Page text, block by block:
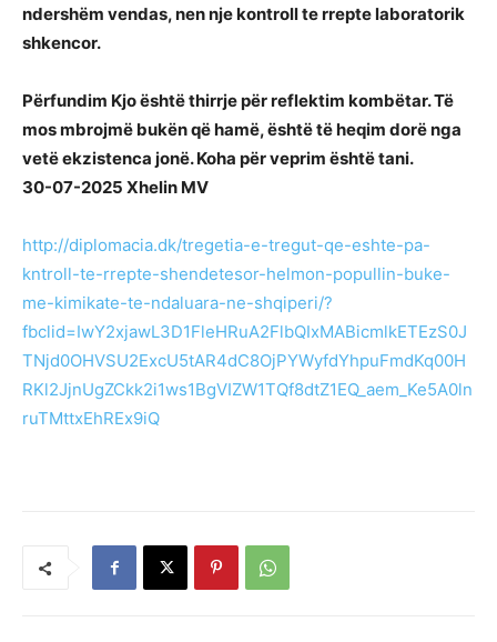
ndershëm vendas, nen nje kontroll te rrepte laboratorik
shkencor.
Përfundim Kjo është thirrje për reflektim kombëtar. Të
mos mbrojmë bukën që hamë, është të heqim dorë nga
vetë ekzistenca jonë. Koha për veprim është tani.
30-07-2025 Xhelin MV
http://diplomacia.dk/tregetia-e-tregut-qe-eshte-pa-
kntroll-te-rrepte-shendetesor-helmon-popullin-buke-
me-kimikate-te-ndaluara-ne-shqiperi/?
fbclid=IwY2xjawL3D1FleHRuA2FlbQIxMABicmlkETEzS0J
TNjd0OHVSU2ExcU5tAR4dC8OjPYWyfdYhpuFmdKq00H
RKl2JjnUgZCkk2i1ws1BgVIZW1TQf8dtZ1EQ_aem_Ke5A0ln
ruTMttxEhREx9iQ